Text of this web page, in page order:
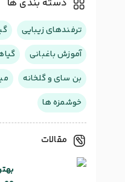
دسته بندی ها
ترفندهای زیبایی
آموزش باغبانی
بن سای و گلخانه
خوشمزه ها
مقالات